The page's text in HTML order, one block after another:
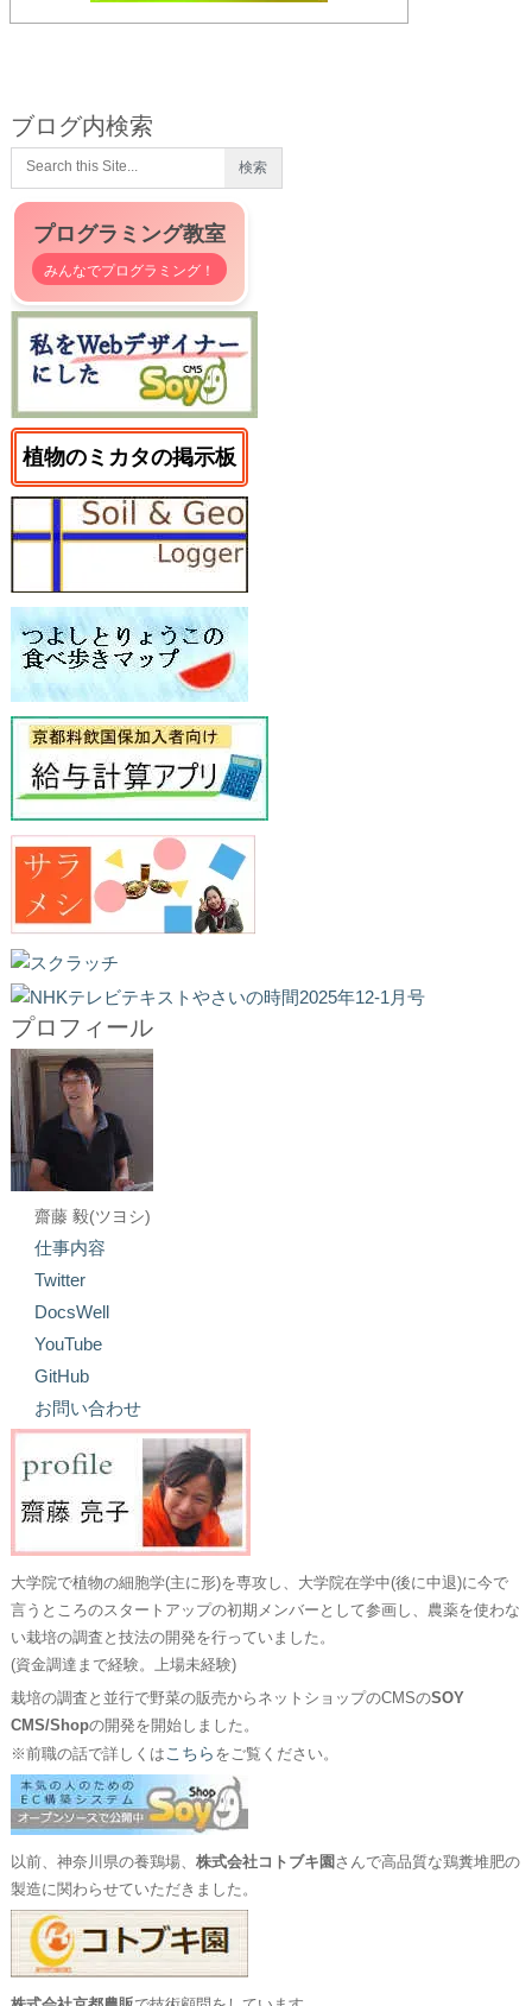
ブログ内検索
プログラミング教室
みんなでプログラミング！
植物のミカタの掲示板
プロフィール
齋藤 毅(ツヨシ)
仕事内容
Twitter
DocsWell
YouTube
GitHub
お問い合わせ
大学院で植物の細胞学(主に形)を専攻し、大学院在学中(後に中退)に今で
言うところのスタートアップの初期メンバーとして参画し、農薬を使わな
い栽培の調査と技法の開発を行っていました。
(資金調達まで経験。上場未経験)
栽培の調査と並行で野菜の販売からネットショップのCMSのSOY
CMS/Shopの開発を開始しました。
※前職の話で詳しくはこちら をご覧ください。
以前、神奈川県の養鶏場、 株式会社コトブキ園 さんで高品質な鶏糞堆肥の
製造に関わらせていただきました。